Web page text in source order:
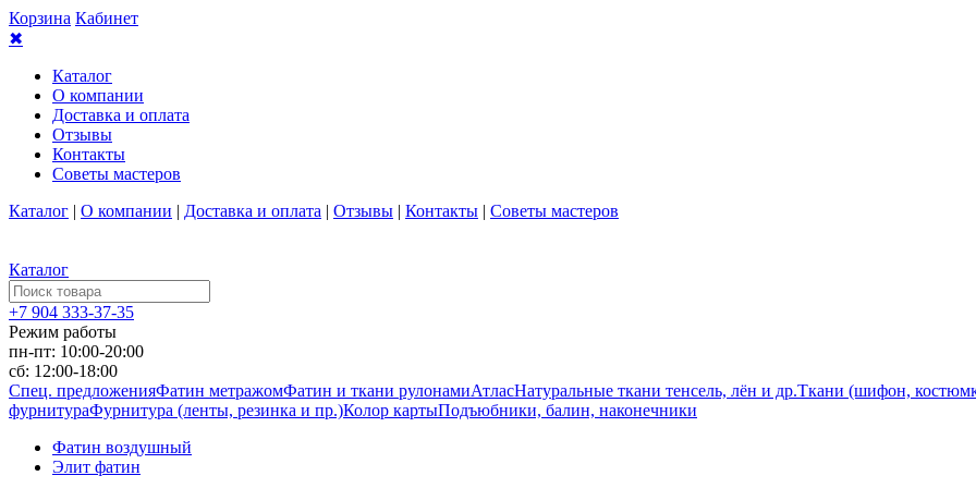
Корзина Кабинет
✖
Каталог
О компании
Доставка и оплата
Отзывы
Контакты
Советы мастеров
Каталог | О компании | Доставка и оплата | Отзывы | Контакты | Советы мастеров
Каталог
+7 904 333-37-35
Режим работы
пн-пт: 10:00-20:00
сб: 12:00-18:00
Спец. предложенияФатин метражомФатин и ткани рулонамиАтласНатуральные ткани тенсель, лён и др.Ткани (шифон,
фурнитураФурнитура (ленты, резинка и пр.)Колор картыПодъюбники, балин, наконечники
Фатин воздушный
Элит фатин